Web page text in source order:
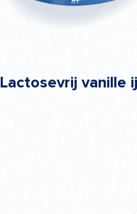
Lactosevrij vanille